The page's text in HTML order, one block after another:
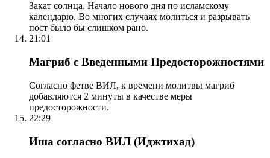
Закат солнца. Начало нового дня по исламскому
календарю. Во многих случаях молиться и разрывать
пост было бы слишком рано.
21:01
Магриб с Введенными Предосторожностями
Согласно фетве ВИЛ, к времени молитвы магриб
добавляются 2 минуты в качестве меры
предосторожности.
22:29
Иша согласно ВИЛ (Иджтихад)